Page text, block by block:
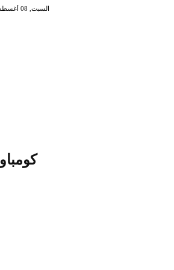
السبت, 08 أغسطس, 2026